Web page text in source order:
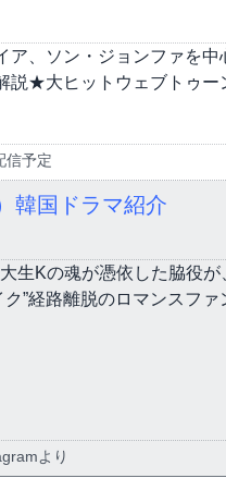
ア、ソン・ジョンファを中
説★大ヒットウェブトゥー
信予定
韓国ドラマ紹介
生Kの魂が憑依した脇役が
”経路離脱のロマンスファ
より